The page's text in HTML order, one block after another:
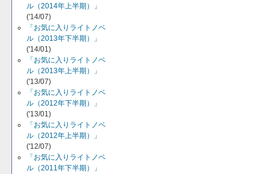
ル（2014年上半期）」
('14/07)
「お気に入りライトノベ
ル（2013年下半期）」
('14/01)
「お気に入りライトノベ
ル（2013年上半期）」
('13/07)
「お気に入りライトノベ
ル（2012年下半期）」
('13/01)
「お気に入りライトノベ
ル（2012年上半期）」
('12/07)
「お気に入りライトノベ
ル（2011年下半期）」